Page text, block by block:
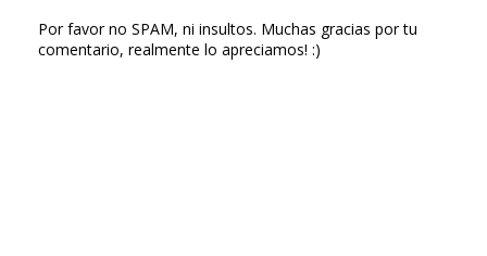
Por favor no SPAM, ni insultos. Muchas gracias por tu
comentario, realmente lo apreciamos! :)